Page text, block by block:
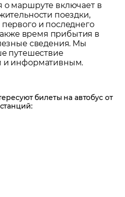
маршруте включает в
поездки,
и последнего
время прибытия в
сведения. Мы
путешествие
и информативным.
билеты на автобус от